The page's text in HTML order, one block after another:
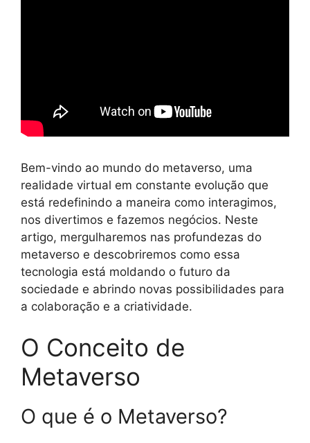
Bem-vindo ao mundo do metaverso, uma
realidade virtual em constante evolução que
está redefinindo a maneira como interagimos,
nos divertimos e fazemos negócios. Neste
artigo, mergulharemos nas profundezas do
metaverso e descobriremos como essa
tecnologia está moldando o futuro da
sociedade e abrindo novas possibilidades para
a colaboração e a criatividade.
O Conceito de
Metaverso
O que é o Metaverso?